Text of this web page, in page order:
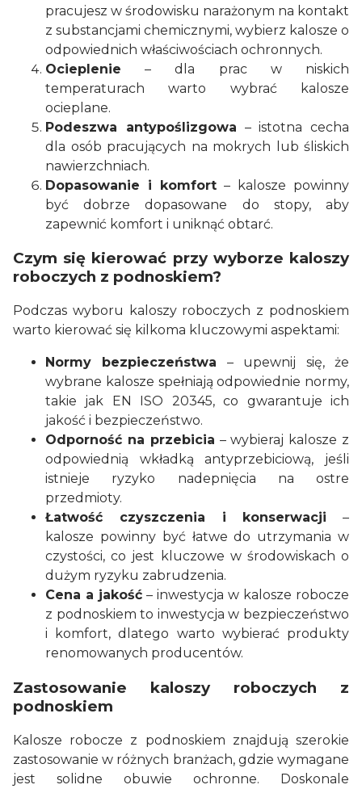
pracujesz w środowisku narażonym na kontakt
z substancjami chemicznymi, wybierz kalosze o
odpowiednich właściwościach ochronnych.
Ocieplenie – dla prac w niskich
temperaturach warto wybrać kalosze
ocieplane.
Podeszwa antypoślizgowa – istotna cecha
dla osób pracujących na mokrych lub śliskich
nawierzchniach.
Dopasowanie i komfort – kalosze powinny
być dobrze dopasowane do stopy, aby
zapewnić komfort i uniknąć obtarć.
Czym się kierować przy wyborze kaloszy
roboczych z podnoskiem?
Podczas wyboru kaloszy roboczych z podnoskiem
warto kierować się kilkoma kluczowymi aspektami:
Normy bezpieczeństwa – upewnij się, że
wybrane kalosze spełniają odpowiednie normy,
takie jak EN ISO 20345, co gwarantuje ich
jakość i bezpieczeństwo.
Odporność na przebicia – wybieraj kalosze z
odpowiednią wkładką antyprzebiciową, jeśli
istnieje ryzyko nadepnięcia na ostre
przedmioty.
Łatwość czyszczenia i konserwacji –
kalosze powinny być łatwe do utrzymania w
czystości, co jest kluczowe w środowiskach o
dużym ryzyku zabrudzenia.
Cena a jakość – inwestycja w kalosze robocze
z podnoskiem to inwestycja w bezpieczeństwo
i komfort, dlatego warto wybierać produkty
renomowanych producentów.
Zastosowanie kaloszy roboczych z
podnoskiem
Kalosze robocze z podnoskiem znajdują szerokie
zastosowanie w różnych branżach, gdzie wymagane
jest solidne obuwie ochronne. Doskonale